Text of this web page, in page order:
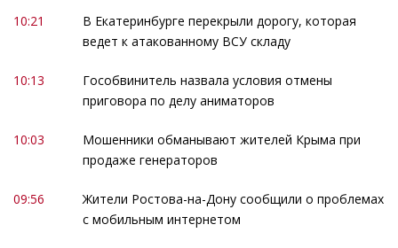
10:21
В Екатеринбурге перекрыли дорогу, которая
ведет к атакованному ВСУ складу
10:13
Гособвинитель назвала условия отмены
приговора по делу аниматоров
10:03
Мошенники обманывают жителей Крыма при
продаже генераторов
09:56
Жители Ростова-на-Дону сообщили о проблемах
с мобильным интернетом